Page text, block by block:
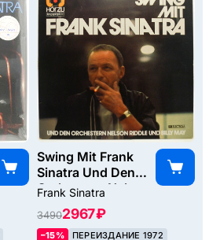
Swing Mit Frank
Sinatra Und Den
Orchestern Nelson
May, 1963
Frank Sinatra
34902967 ₽
–15% ПЕРЕИЗДАНИЕ 1972